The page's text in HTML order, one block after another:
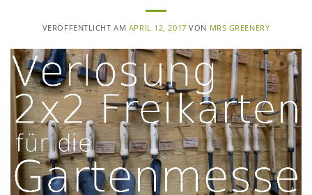
VERÖFFENTLICHT AM APRIL 12, 2017 VON MRS GREENERY